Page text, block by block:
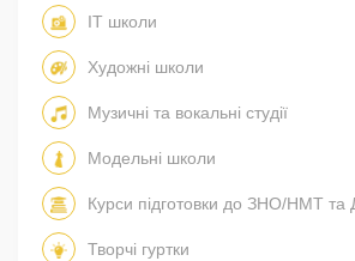
IT школи
Художні школи
Музичні та вокальні студії
Модельні школи
Курси підготовки до ЗНО/НМТ та
Творчі гуртки